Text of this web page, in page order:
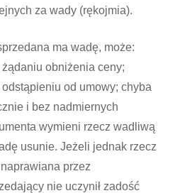
za wady (rękojmia).
ma wadę, może:
obniżenia ceny;
od umowy; chyba
i bez nadmiernych
wymieni rzecz wadliwą
usunie. Jeżeli jednak rzecz
przez
nie uczynił zadość